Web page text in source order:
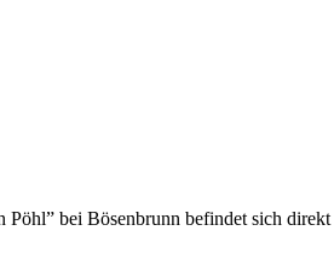
bei Bösenbrunn befindet sich direkt